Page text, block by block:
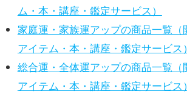
ム・本・講座・鑑定サービス）
家庭運・家族運アップの商品一覧（
アイテム・本・講座・鑑定サービス）
総合運・全体運アップの商品一覧（
アイテム・本・講座・鑑定サービス）